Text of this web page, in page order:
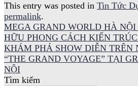
This entry was posted in Tin Tức
permalink.
MEGA GRAND WORLD HÀ
HỮU PHONG CÁCH KIẾN
KHÁM PHÁ SHOW DIỄN TRÊN
“THE GRAND VOYAGE” TẠI
NỘI
Tìm kiếm